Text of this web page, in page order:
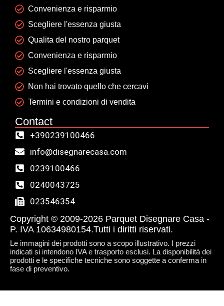
Convenienza e risparmio
Scegliere l'essenza giusta
Qualita del nostro parquet
Convenienza e risparmio
Scegliere l'essenza giusta
Non hai trovato quello che cercavi
Termini e condizioni di vendita
Contact
+390239100466
info@disegnarecasa.com
0239100466
0240043725
023546354
Copyright © 2009-2026 Parquet Disegnare Casa -
P. IVA 10634980154.Tutti i diritti riservati.
Le immagini dei prodotti sono a scopo illustrativo. I prezzi
indicati si intendono IVA e trasporto esclusi. La disponibilità dei
prodotti e le specifiche tecniche sono soggette a conferma in
fase di preventivo.